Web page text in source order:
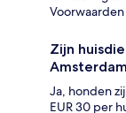
Zijn
Ja, honden
EUR 30 per